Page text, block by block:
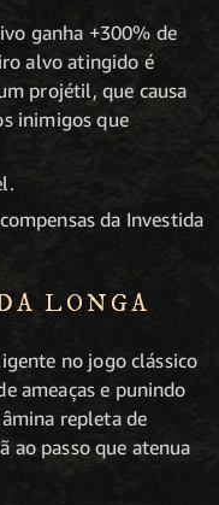
ganha +300% de
alvo atingido é
projétil, que causa
inimigos que
da Investida
LONGA
no jogo clássico
ameaças e punindo
repleta de
ao passo que atenua